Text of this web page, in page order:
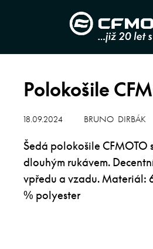
Polokošile
18.09.2024 BRUNO DIRBÁK
Šedá polokošile CFMOTO
dlouhým rukávem.
vpředu a vzadu. Materiál:
% polyester